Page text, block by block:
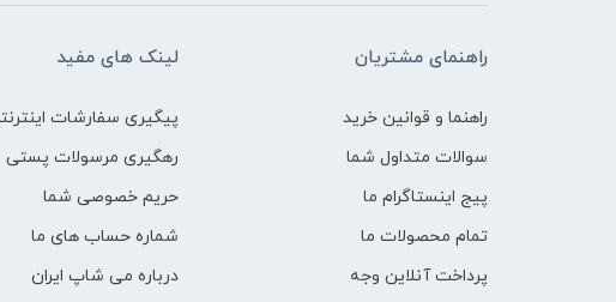
راهنمای مشتریان
راهنما و قوانین خرید
سوالات متداول شما
پیج اینستاگرام ما
تمام محصولات ما
پرداخت آنلاین وجه
لینک های مفید
پیگیری سفارشات
رهگیری مرسولات پستی
حریم خصوصی شما
شماره حساب های ما
درباره می شاپ ایران